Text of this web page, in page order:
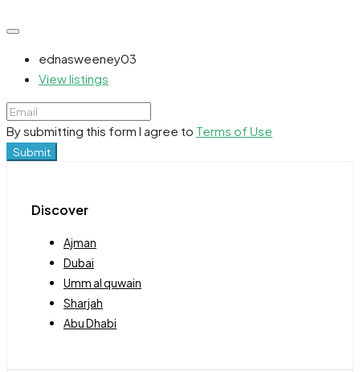
ednasweeney03
View listings
By submitting this form I agree to Terms of Use
Submit
Discover
Ajman
Dubai
Umm al quwain
Sharjah
Abu Dhabi